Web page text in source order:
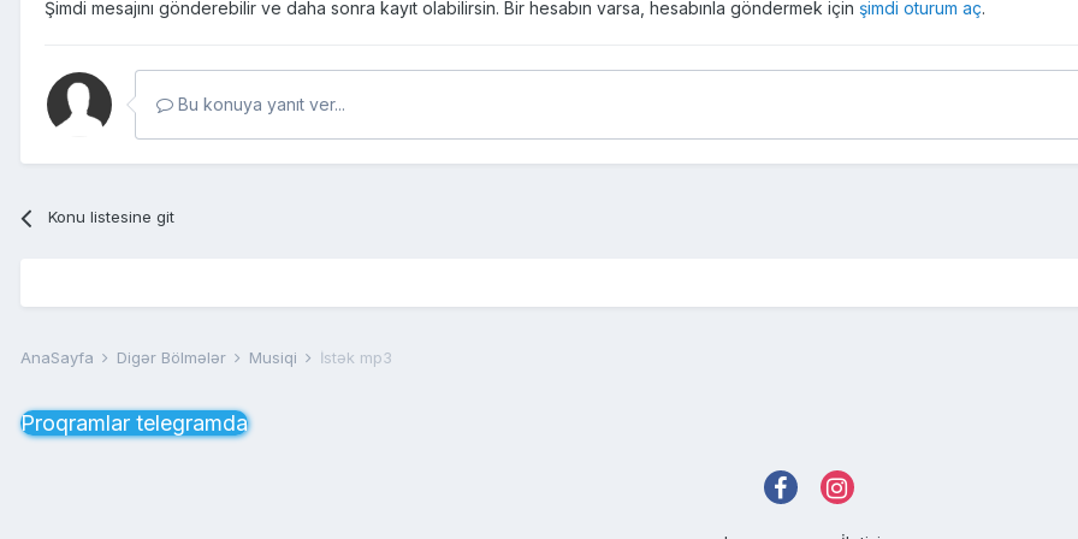
Şimdi mesajını gönderebilir ve daha sonra kayıt olabilirsin. Bir hesabın varsa, hesabınla göndermek için şimdi oturum aç.
Bu konuya yanıt ver...
Konu listesine git
AnaSayfa Digər Bölmələr Musiqi İstək mp3
Proqramlar telegramda